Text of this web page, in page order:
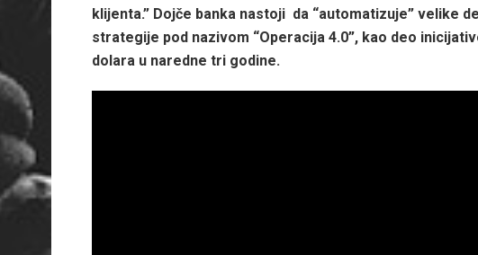
klijenta.” Dojče banka nastoji da “automatizuje” velike
strategije pod nazivom “Operacija 4.0”, kao deo
dolara u naredne tri godine.